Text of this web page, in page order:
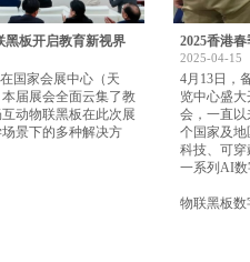
黑板开启教育新视界
国家会展中心（天
届展会全面云集了教
动物联黑板在此次展
景下的多种解决方
2025香港
2025-04-15
4月13日，
览中心盛
会，一直
个国家及地
科技、可
一系列AI数
物联黑板